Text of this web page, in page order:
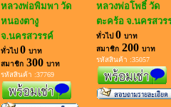
หลวงพ่อพิมพา วัด
หนองตางู
จ.นครสวรรค์
ทั่วไป 0 บาท
สมาชิก300 บาท
รหัสสินค้า :37769
หลวงพ่อโพธิ์ วัด
ตะคร้อ จ.นครสวร
ทั่วไป 0 บาท
สมาชิก200 บาท
รหัสสินค้า :35057